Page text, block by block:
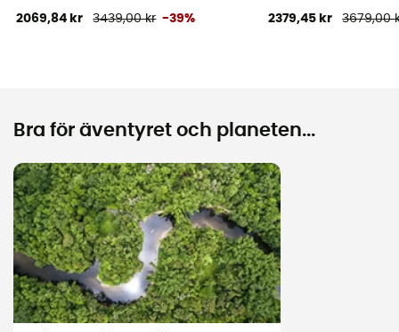
2069,84 kr 3439,00 kr -39% 2379,45 kr 3679,00
Bra för äventyret och planeten...